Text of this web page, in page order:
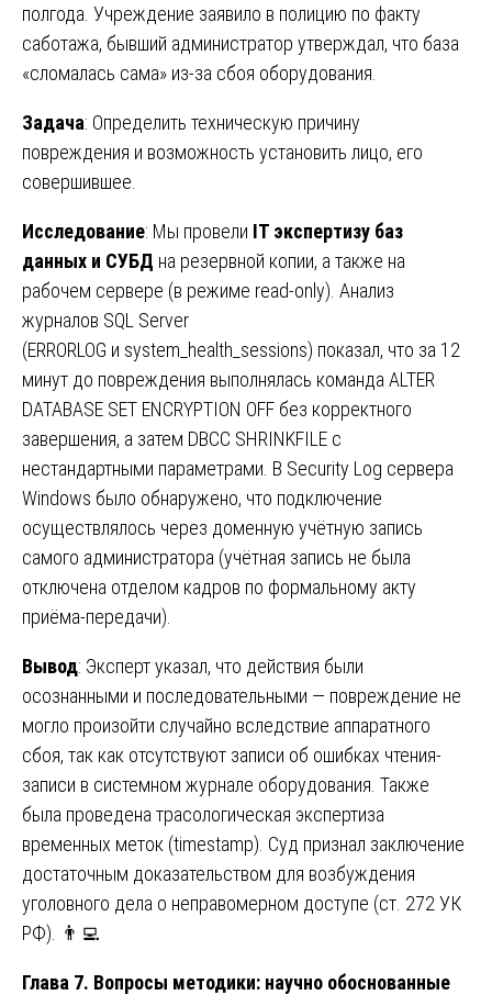
полгода. Учреждение заявило в полицию по факту
саботажа, бывший администратор утверждал, что база
«сломалась сама» из-за сбоя оборудования.
Задача: Определить техническую причину
повреждения и возможность установить лицо, его
совершившее.
Исследование: Мы провели IT экспертизу баз
данных и СУБД на резервной копии, а также на
рабочем сервере (в режиме read-only). Анализ
журналов SQL Server
(ERRORLOG и system_health_sessions) показал, что за 12
минут до повреждения выполнялась команда ALTER
DATABASE SET ENCRYPTION OFF без корректного
завершения, а затем DBCC SHRINKFILE с
нестандартными параметрами. В Security Log сервера
Windows было обнаружено, что подключение
осуществлялось через доменную учётную запись
самого администратора (учётная запись не была
отключена отделом кадров по формальному акту
приёма-передачи).
Вывод: Эксперт указал, что действия были
осознанными и последовательными — повреждение не
могло произойти случайно вследствие аппаратного
сбоя, так как отсутствуют записи об ошибках чтения-
записи в системном журнале оборудования. Также
была проведена трасологическая экспертиза
временных меток (timestamp). Суд признал заключение
достаточным доказательством для возбуждения
уголовного дела о неправомерном доступе (ст. 272 УК
РФ). 👨‍💻
Глава 7. Вопросы методики: научно обоснованные